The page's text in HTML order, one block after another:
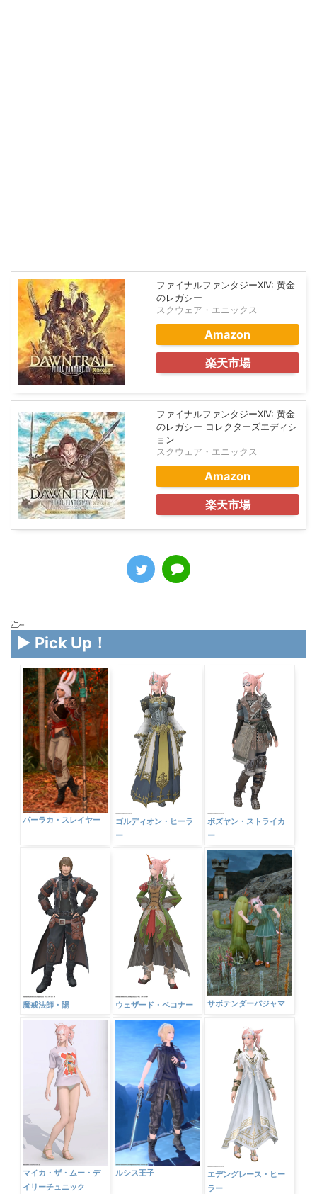
ファイナルファンタジーXIV: 黄金
のレガシー
スクウェア・エニックス
Amazon
楽天市場
ファイナルファンタジーXIV: 黄金
のレガシー コレクターズエディシ
ョン
スクウェア・エニックス
Amazon
楽天市場
-
▶ Pick Up！
パーラカ・スレイヤー
ゴルディオン・ヒーラ
ー
ボズヤン・ストライカ
ー
魔戒法師・陽 ウェザード・ベコナー サボテンダーパジャマ
マイカ・ザ・ムー・デ
イリーチュニック
ルシス王子
エデングレース・ヒー
ラー